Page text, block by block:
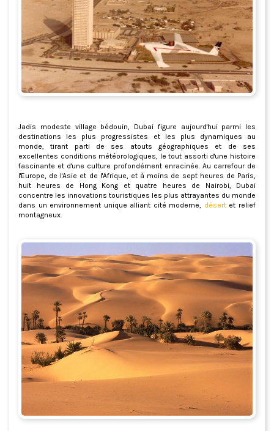
Jadis modeste village bédouin, Dubai figure aujourd'hui parmi les
destinations les plus progressistes et les plus dynamiques au
monde, tirant parti de ses atouts géographiques et de ses
excellentes conditions météorologiques, le tout assorti d'une histoire
fascinante et d'une culture profondément enracinée. Au carrefour de
l'Europe, de l'Asie et de l'Afrique, et à moins de sept heures de Paris,
huit heures de Hong Kong et quatre heures de Nairobi, Dubai
concentre les innovations touristiques les plus attrayantes du monde
dans un environnement unique alliant cité moderne, désertet relief
montagneux.